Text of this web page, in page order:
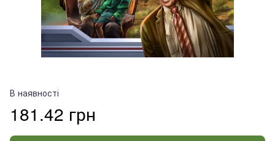
В наявності
181.42 грн